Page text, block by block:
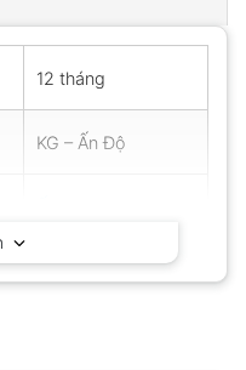
12 tháng
KG – Ấn Độ